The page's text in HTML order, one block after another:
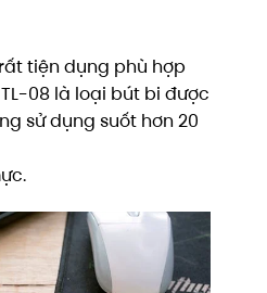
tiện dụng phù hợp
08 là loại bút bi được
sử dụng suốt hơn 20